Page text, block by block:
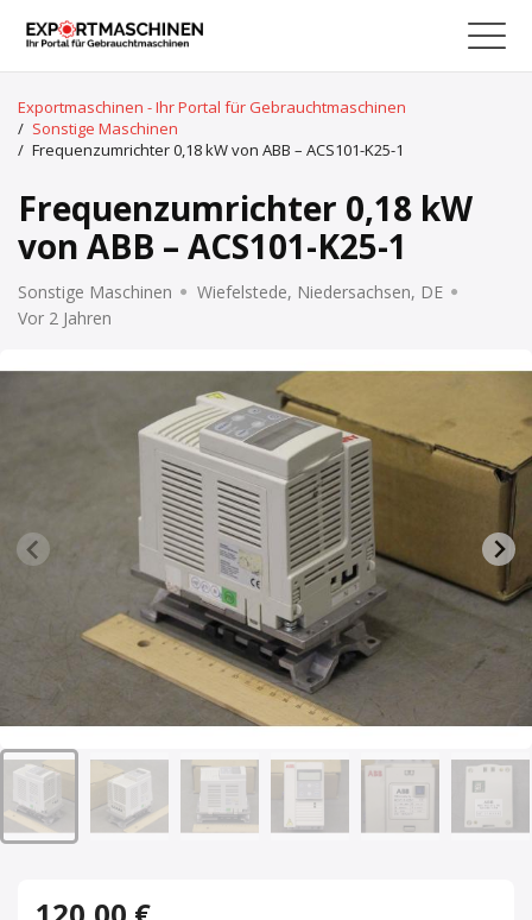
Exportmaschinen - Ihr Portal für Gebrauchtmaschinen
/ Sonstige Maschinen
/ Frequenzumrichter 0,18 kW von ABB – ACS101-K25-1
Frequenzumrichter 0,18 kW
von ABB – ACS101-K25-1
Sonstige Maschinen
Wiefelstede, Niedersachsen, DE
Vor 2 Jahren